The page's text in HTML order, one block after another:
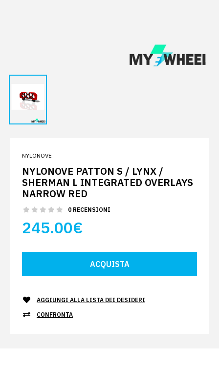
NYLONOVE
NYLONOVE PATTON S / LYNX /
SHERMAN L INTEGRATED OVERLAYS
NARROW RED
0 RECENSIONI
245.00€
AGGIUNGI ALLA LISTA DEI DESIDERI
CONFRONTA